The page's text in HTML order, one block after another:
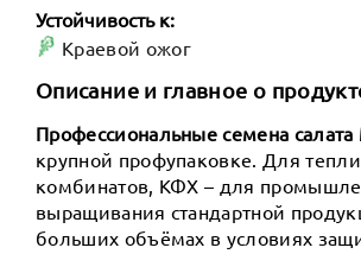
Устойчивость к:
Краевой ожог
Описание и главное о
Профессиональные семена
крупной профупаковке. Для
комбинатов, КФХ – для
выращивания стандартной
больших объёмах в условиях